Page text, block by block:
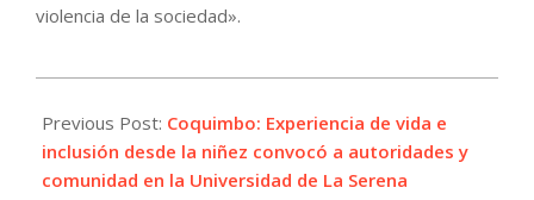
violencia de la sociedad».
06-
02
Previous Post: Coquimbo: Experiencia de vida e
inclusión desde la niñez convocó a autoridades y
comunidad en la Universidad de La Serena